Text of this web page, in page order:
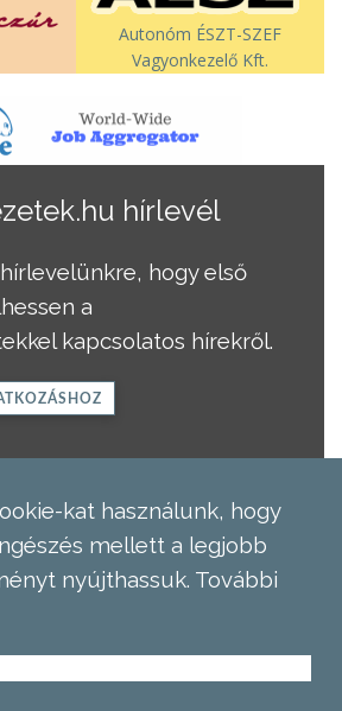
Autonóm ÉSZT-SZEF
Vagyonkezelő Kft.
hírlevél
hogy első
a
kapcsolatos hírekről.
kat használunk, hogy
mellett a legjobb
nyújthassuk. További